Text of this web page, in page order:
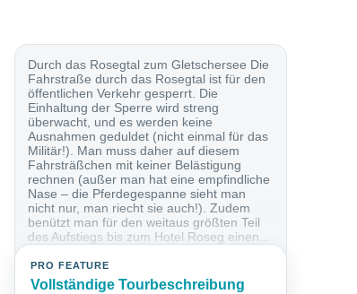
Durch das Rosegtal zum Gletschersee Die
Fahrstraße durch das Rosegtal ist für den
öffentlichen Verkehr gesperrt. Die
Einhaltung der Sperre wird streng
überwacht, und es werden keine
Ausnahmen geduldet (nicht einmal für das
Militär!). Man muss daher auf diesem
Fahrsträßchen mit keiner Belästigung
rechnen (außer man hat eine empfindliche
Nase – die Pferdegespanne sieht man
nicht nur, man riecht sie auch!). Zudem
benützt man für den weitaus größten Teil
des Aufstiegs bis zum Hotel Roseg einen...
PRO FEATURE
Vollständige Tourbeschreibung